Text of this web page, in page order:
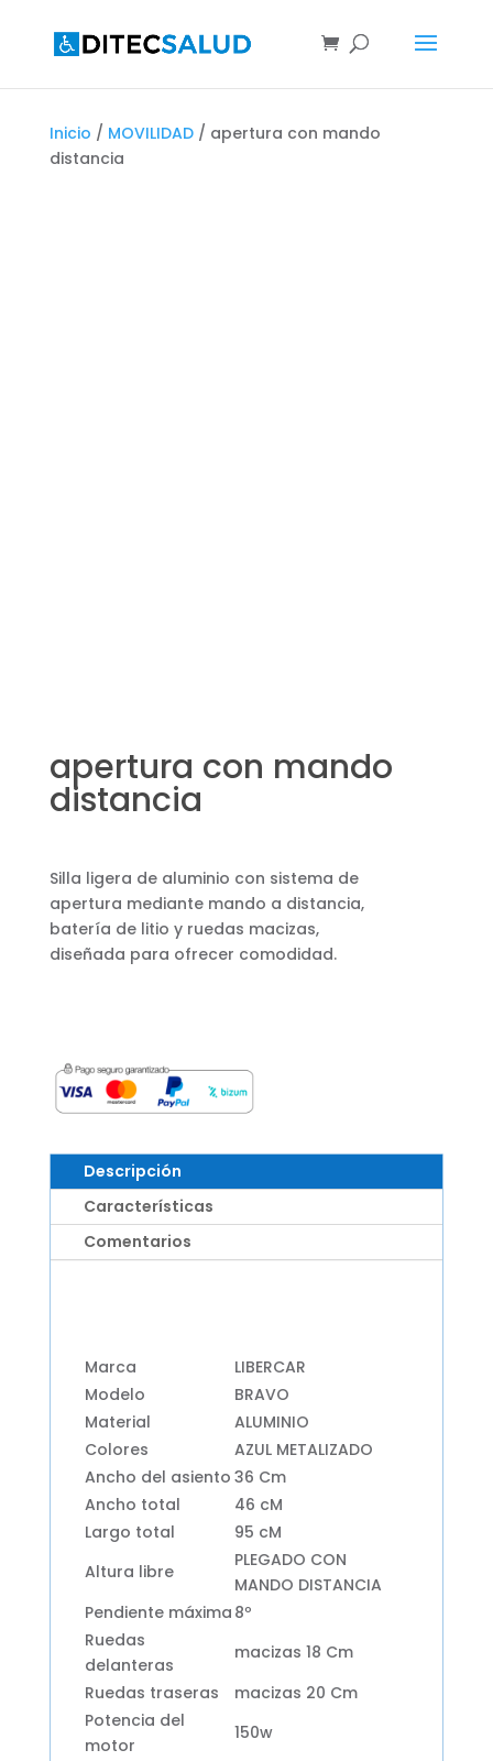
Inicio / MOVILIDAD/ apertura con mando
distancia
apertura con mando
distancia
Silla ligera de aluminio con sistema de
apertura mediante mando a distancia,
batería de litio y ruedas macizas,
diseñada para ofrecer comodidad.
Descripción
Características
Comentarios
Marca
LIBERCAR
Modelo
BRAVO
Material
ALUMINIO
Colores
AZUL METALIZADO
Ancho del asiento 36 Cm
Ancho total
46 cM
Largo total
95 cM
Altura libre
PLEGADO CON
MANDO DISTANCIA
Pendiente máxima 8º
Ruedas
delanteras
macizas 18 Cm
Ruedas traseras
macizas 20 Cm
Potencia del
motor
150w